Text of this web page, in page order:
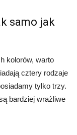
samo jak
kolorów, warto
cztery rodzaje
tylko trzy.
bardziej wrażliwe